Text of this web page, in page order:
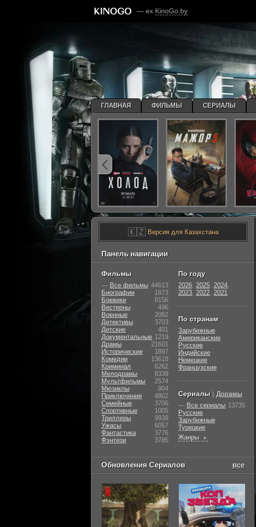
— ex KinoGo.by
🇰🇿Версия для Казахстана
Панель навигации
Фильмы
— Все фильмы 44613
Биографии
1873
Боевики
8156
Вестерны
496
Военные
2082
Детективы
3703
Детские
401
Документальные 1219
Драмы
21601
Исторические
1897
Комедии
13618
Криминал
6262
Мелодрамы
8339
Мультфильмы
2574
Мюзиклы
904
Приключения
4802
Семейные
3706
Cпортивные
1005
Триллеры
9939
Ужасы
6057
Фантастика
3776
Фэнтези
3785
По году
2026, 2025, 2024,
2023, 2022, 2021
По странам
Зарубежные
Американские
Русские
Индийские
Немецкие
Французские
Сериалы | Дорамы
— Все сериалы 13735
Русские
Зарубежные
Турецкие
Жанры
►
Обновления Сериалов все
ГЛАВНАЯ ФИЛЬМЫ СЕРИАЛЫ